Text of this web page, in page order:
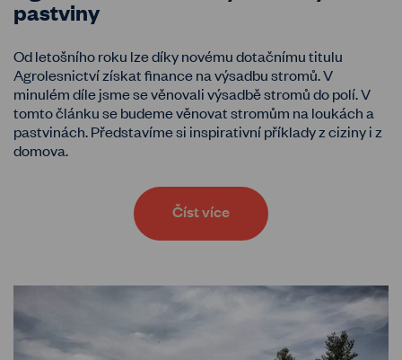
pastviny
Od letošního roku lze díky novému dotačnímu titulu
Agrolesnictví získat finance na výsadbu stromů. V
minulém díle jsme se věnovali výsadbě stromů do polí. V
tomto článku se budeme věnovat stromům na loukách a
pastvinách. Představíme si inspirativní příklady z ciziny i z
domova.
Číst více